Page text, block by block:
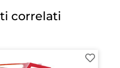
correlati